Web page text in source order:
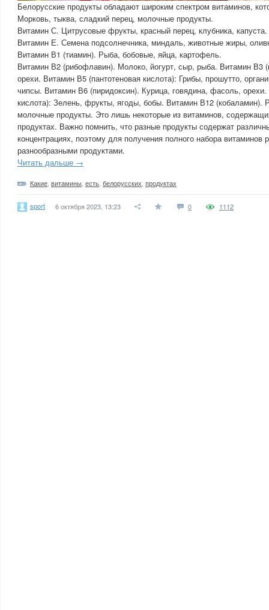
Белорусские продукты обладают широким спектром витаминов,
Морковь, тыква, сладкий перец, молочные продукты.
Витамин С. Цитрусовые фрукты, красный перец, клубника, капуста.
Витамин Е. Семена подсолнечника, миндаль, животные жиры,
Витамин В1 (тиамин). Рыба, бобовые, яйца, картофель.
Витамин В2 (рибофлавин). Молоко, йогурт, сыр, рыба. Витамин В3
орехи. Витамин В5 (пантотеновая кислота): Грибы, прошутто,
чипсы. Витамин В6 (пиридоксин). Курица, говядина, фасоль,
кислота): Зелень, фрукты, ягоды, бобы. Витамин В12 (кобаламин).
молочные продукты. Это лишь некоторые из витаминов,
продуктах. Важно помнить, что разные продукты содержат
концентрациях, поэтому для получения полного набора витаминов
разнообразными продуктами.
Читать дальше →
Какие витамины есть белорусских продуктах
sport 6 октября 2023, 13:23 0 1112